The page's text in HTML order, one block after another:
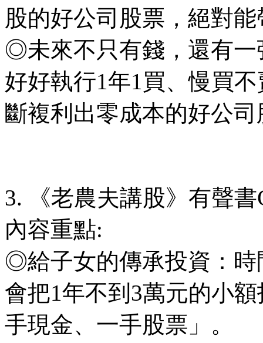
股的好公司股票，絕對
◎未來不只有錢，還有一
好好執行1年1買、慢買
斷複利出零成本的好公
3. 《老農夫講股》有聲
內容重點:
◎給子女的傳承投資：時
會把1年不到3萬元的小
手現金、一手股票」。